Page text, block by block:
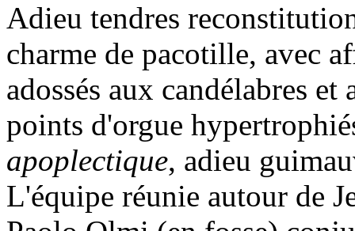
Adieu tendres
charme de pacotille, avec
adossés aux candélabres
points d'orgue
apoplectique, adieu
L'équipe réunie autour de